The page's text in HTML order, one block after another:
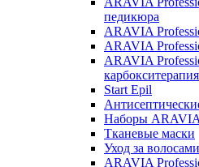
педикюра
ARAVIA
ARAVIA
ARAVIA
карбокситерапия
Start Epil
Наборы ARAVIA
Тканевые маски
Уход за
ARAVIA